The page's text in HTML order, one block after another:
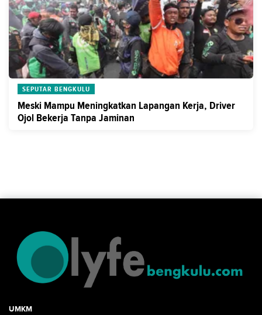
SEPUTAR BENGKULU
Meski Mampu Meningkatkan Lapangan Kerja, Driver
Ojol Bekerja Tanpa Jaminan
UMKM